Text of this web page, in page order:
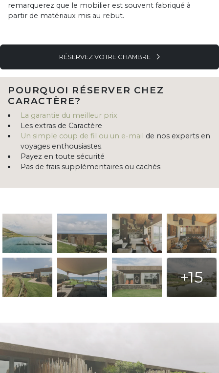
remarquerez que le mobilier est souvent fabriqué à
partir de matériaux mis au rebut.
RÉSERVEZ VOTRE CHAMBRE
POURQUOI RÉSERVER CHEZ
CARACTÈRE?
La garantie du meilleur prix
Les extras de Caractère
Un simple coup de fil ou un e-mail de nos experts en
voyages enthousiastes.
Payez en toute sécurité
Pas de frais supplémentaires ou cachés
+15